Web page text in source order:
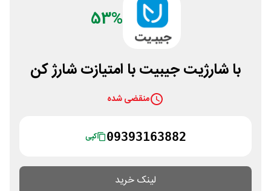
53%
با شارژیت جیبیت با امتیازت شارژ کن
منقضی شده
09393163882 کپی
لینک خرید